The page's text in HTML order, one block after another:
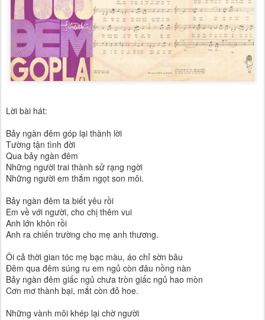
Lời bài hát:
Bảy ngàn đêm góp lại thành lời
Tường tận tình đời
Qua bảy ngàn đêm
Những người trai thành sử rạng ngời
Những người em thắm ngọt son môi.
Bảy ngàn đêm ta biết yêu rồi
Em về với người, cho chị thêm vui
Anh lớn khôn rồi
Anh ra chiến trường cho mẹ anh thương.
Ôi cả thời gian tóc mẹ bạc màu, áo chỉ sờn bâu
Đêm qua đêm súng ru em ngủ còn đâu nồng nàn
Bảy ngàn đêm giấc ngủ chưa tròn giấc ngủ hao mòn
Cơn mơ thành bại, mắt còn đỏ hoe.
Những vành môi khép lại chờ người